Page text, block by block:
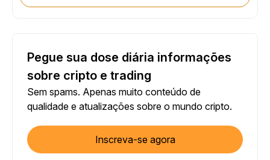
Pegue sua dose diária informações
sobre cripto e trading
Sem spams. Apenas muito conteúdo de
qualidade e atualizações sobre o mundo cripto.
Inscreva-se agora